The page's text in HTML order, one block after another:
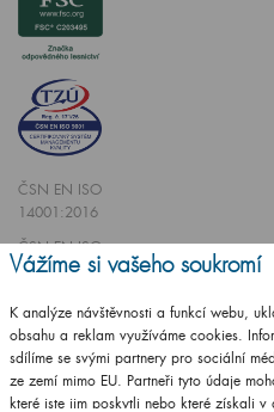
ČSN EN ISO
14001:2016
ČSN EN ISO
9001:2016
Vytvořilo studioCZECHGROUP.cz
Vážíme si vašeho soukromí
K analýze návštěvnosti a funkcí webu,
obsahu a reklam využíváme cookies.
sdílíme se svými partnery pro sociální
ze zemí mimo EU. Partneři tyto údaje
které jste jim poskytli nebo které získali